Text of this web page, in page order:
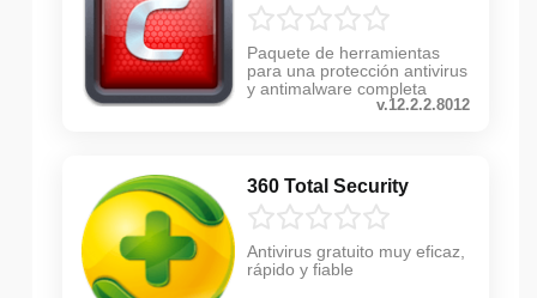
Paquete de herramientas
para una protección antivirus
y antimalware completa
v.12.2.2.8012
360 Total Security
Antivirus gratuito muy eficaz,
rápido y fiable